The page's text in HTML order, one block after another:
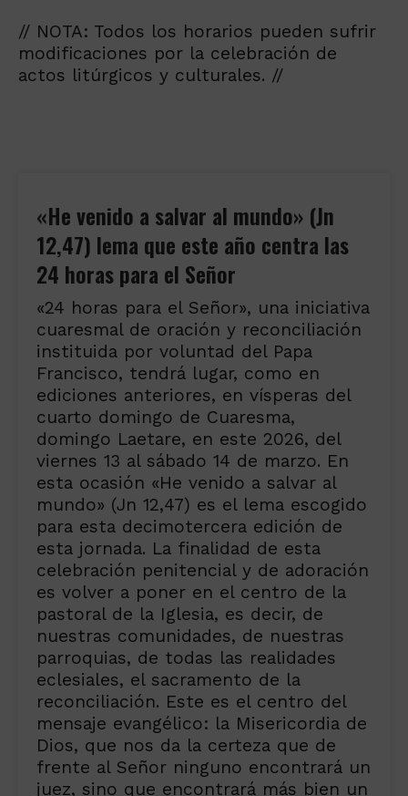
// NOTA: Todos los horarios pueden sufrir
modificaciones por la celebración de
actos litúrgicos y culturales. //
«He venido a salvar al mundo» (Jn
12,47) lema que este año centra las
24 horas para el Señor
«24 horas para el Señor», una iniciativa
cuaresmal de oración y reconciliación
instituida por voluntad del Papa
Francisco, tendrá lugar, como en
ediciones anteriores, en vísperas del
cuarto domingo de Cuaresma,
domingo Laetare, en este 2026, del
viernes 13 al sábado 14 de marzo. En
esta ocasión «He venido a salvar al
mundo» (Jn 12,47) es el lema escogido
para esta decimotercera edición de
esta jornada. La finalidad de esta
celebración penitencial y de adoración
es volver a poner en el centro de la
pastoral de la Iglesia, es decir, de
nuestras comunidades, de nuestras
parroquias, de todas las realidades
eclesiales, el sacramento de la
reconciliación. Este es el centro del
mensaje evangélico: la Misericordia de
Dios, que nos da la certeza que de
frente al Señor ninguno encontrará un
juez, sino que encontrará más bien un